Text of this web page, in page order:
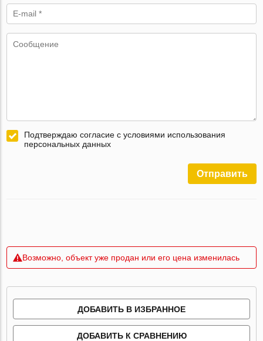
Подтверждаю согласие с условиями использования
персональных данных
Отправить
Возможно, объект уже продан или его цена изменилась
ДОБАВИТЬ В ИЗБРАННОЕ
ДОБАВИТЬ К СРАВНЕНИЮ